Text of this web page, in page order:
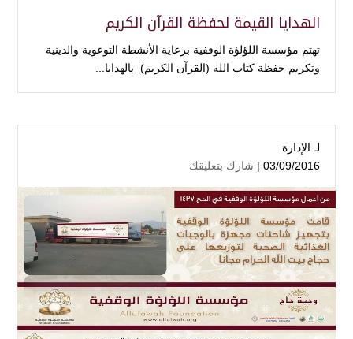
الهدايا القيمة لحفظة القرآن الكريم
تهتم مؤسسة اللؤلؤة الوقفية برعاية الأنشطة التوعوية والدينية
وتكريم حفظة كتاب الله (القرآن الكريم) بالهدايا...
لـ الإدارة
03/09/2016 |
شارك بتعليقك